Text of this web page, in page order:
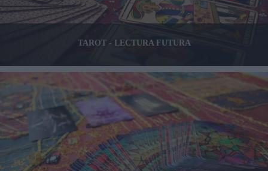
TAROT - LECTURA FUTURA